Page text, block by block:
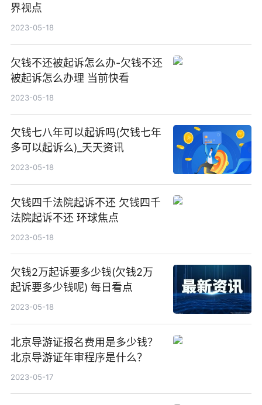
界视点
2023-05-18
欠钱不还被起诉怎么办-欠钱不还
被起诉怎么办理 当前快看
2023-05-18
欠钱七八年可以起诉吗(欠钱七年
多可以起诉么)_天天资讯
2023-05-18
欠钱四千法院起诉不还 欠钱四千
法院起诉不还 环球焦点
2023-05-18
欠钱2万起诉要多少钱(欠钱2万
起诉要多少钱呢) 每日看点
2023-05-18
北京导游证报名费用是多少钱？
北京导游证年审程序是什么？
2023-05-17